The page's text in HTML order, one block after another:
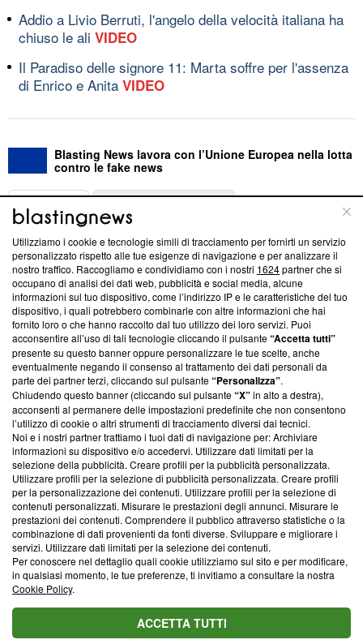
Addio a Livio Berruti, l'angelo della velocità italiana ha
chiuso le ali VIDEO
Il Paradiso delle signore 11: Marta soffre per l'assenza
di Enrico e Anita VIDEO
Blasting News lavora con l’Unione Europea nella lotta
contro le fake news
ABOUT
Questa sezione offre informazioni trasparenti su Blasting
News, sui nostri processi editoriali e su come ci impegniamo a
creare news di qualità. Inoltre, afferma la nostra aderenza a
‘Trust Project - News with Integrity’Blasting News non è
ancora membro del programma, ma ha richiesto di farne
parte; Trust Project non ha ancora effettuato una verifica di
conformità agli standard.
Su di noi
Team editoriale
Corporate
Redazione
Informativa Privacy
Cookie Policy
Blasting SA, IDI CHE-247.845.224, Via Carlo Frasca, 3 - 6900
Lugano (Svizzera) Tel:+39 0690258937
© 2026 Blasting News
Utilizziamo i cookie e tecnologie simili di tracciamento per fornirti un servizio
personalizzato rispetto alle tue esigenze di navigazione e per analizzare il
nostro traffico. Raccogliamo e condividiamo con i nostri 1624partner che si
occupano di analisi dei dati web, pubblicità e social media, alcune
informazioni sul tuo dispositivo, come l’indirizzo IP e le caratteristiche del tuo
dispositivo, i quali potrebbero combinarle con altre informazioni che hai
fornito loro o che hanno raccolto dal tuo utilizzo dei loro servizi. Puoi
acconsentire all’uso di tali tecnologie cliccando il pulsante“Accetta tutti”
presente su questo banner oppure personalizzare le tue scelte, anche
eventualmente negando il consenso al trattamento dei dati personali da
parte dei partner terzi, cliccando sul pulsante“Personalizza”.
Chiudendo questo banner (cliccando sul pulsante“X”in alto a destra),
acconsenti al permanere delle impostazioni predefinite che non consentono
l’utilizzo di cookie o altri strumenti di tracciamento diversi dai tecnici.
Noi e i nostri partner trattiamo i tuoi dati di navigazione per: Archiviare
informazioni su dispositivo e/o accedervi. Utilizzare dati limitati per la
selezione della pubblicità. Creare profili per la pubblicità personalizzata.
Utilizzare profili per la selezione di pubblicità personalizzata. Creare profili
per la personalizzazione dei contenuti. Utilizzare profili per la selezione di
contenuti personalizzati. Misurare le prestazioni degli annunci. Misurare le
prestazioni dei contenuti. Comprendere il pubblico attraverso statistiche o la
combinazione di dati provenienti da fonti diverse. Sviluppare e migliorare i
servizi. Utilizzare dati limitati per la selezione dei contenuti.
Per conoscere nel dettaglio quali cookie utilizziamo sul sito e per modificare,
in qualsiasi momento, le tue preferenze, ti invitiamo a consultare la nostra
Cookie Policy.
ACCETTA TUTTI